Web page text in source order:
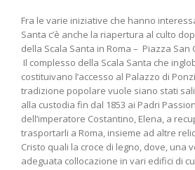
Fra le varie iniziative che hanno
Santa c’è anche la riapertura al culto
della Scala Santa in Roma – Piazza San
Il complesso della Scala Santa che
costituivano l’accesso al Palazzo di
tradizione popolare vuole siano stati
alla custodia fin dal 1853 ai Padri
dell’imperatore Costantino, Elena, a
trasportarli a Roma, insieme ad altre
Cristo quali la croce di legno, dove, una
adeguata collocazione in vari edifici di